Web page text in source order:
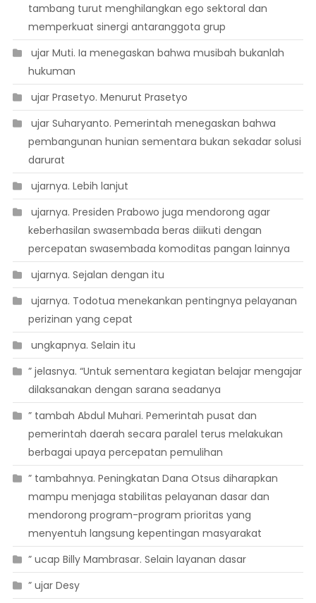
tambang turut menghilangkan ego sektoral dan
memperkuat sinergi antaranggota grup
 ujar Muti. Ia menegaskan bahwa musibah bukanlah
hukuman
 ujar Prasetyo. Menurut Prasetyo
 ujar Suharyanto. Pemerintah menegaskan bahwa
pembangunan hunian sementara bukan sekadar solusi
darurat
 ujarnya. Lebih lanjut
 ujarnya. Presiden Prabowo juga mendorong agar
keberhasilan swasembada beras diikuti dengan
percepatan swasembada komoditas pangan lainnya
 ujarnya. Sejalan dengan itu
 ujarnya. Todotua menekankan pentingnya pelayanan
perizinan yang cepat
 ungkapnya. Selain itu
” jelasnya. “Untuk sementara kegiatan belajar mengajar
dilaksanakan dengan sarana seadanya
” tambah Abdul Muhari. Pemerintah pusat dan
pemerintah daerah secara paralel terus melakukan
berbagai upaya percepatan pemulihan
” tambahnya. Peningkatan Dana Otsus diharapkan
mampu menjaga stabilitas pelayanan dasar dan
mendorong program-program prioritas yang
menyentuh langsung kepentingan masyarakat
” ucap Billy Mambrasar. Selain layanan dasar
” ujar Desy